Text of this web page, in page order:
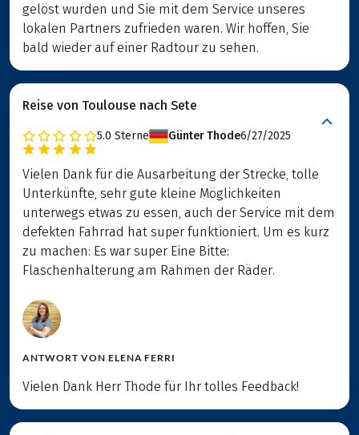
gelöst wurden und Sie mit dem Service unseres
lokalen Partners zufrieden waren. Wir hoffen, Sie
bald wieder auf einer Radtour zu sehen.
Reise von Toulouse nach Sete
5.0 Sterne Günter Thode6/27/2025
Vielen Dank für die Ausarbeitung der Strecke, tolle
Unterkünfte, sehr gute kleine Möglichkeiten
unterwegs etwas zu essen, auch der Service mit dem
defekten Fahrrad hat super funktioniert. Um es kurz
zu machen: Es war super Eine Bitte:
Flaschenhalterung am Rahmen der Räder.
ANTWORT VON ELENA FERRI
Vielen Dank Herr Thode für Ihr tolles Feedback!